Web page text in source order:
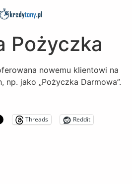
Pożyczka
nowemu klientowi na
np. jako „Pożyczka Darmowa”.
Threads Reddit